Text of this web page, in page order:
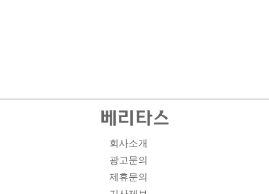
회사소개
광고문의
제휴문의